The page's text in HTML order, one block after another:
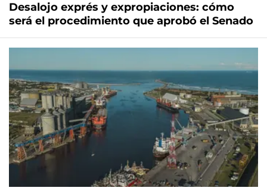
Desalojo exprés y expropiaciones: cómo
será el procedimiento que aprobó el Senado